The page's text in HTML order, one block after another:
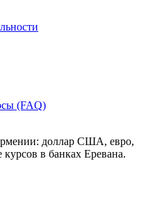
(FAQ)
доллар США, евро,
в банках Еревана.